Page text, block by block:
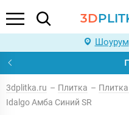
3D
Шоурум
3dplitka.ru – Плитка –
Idalgo Амба Синий SR